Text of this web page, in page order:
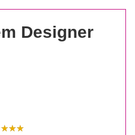
Designer
☆☆☆
★★★